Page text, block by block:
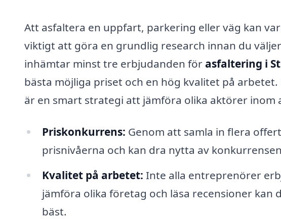
Att asfaltera en uppfart, parkering eller väg kan
viktigt att göra en grundlig research innan du
inhämtar minst tre erbjudanden för asfaltering i
bästa möjliga priset och en hög kvalitet på
är en smart strategi att jämföra olika aktörer inom
Priskonkurrens: Genom att samla in flera
prisnivåerna och kan dra nytta av
Kvalitet på arbetet: Inte alla entreprenörer
jämföra olika företag och läsa recensioner kan
bäst.